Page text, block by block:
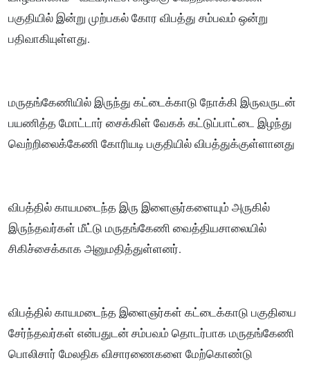
பகுதியில் இன்று முற்பகல் கோர விபத்து சம்பவம் ஒன்று
பதிவாகியுள்ளது.
மருதங்கேணியில் இருந்து கட்டைக்காடு நோக்கி இருவருடன்
பயணித்த மோட்டார் சைக்கிள் வேகக் கட்டுப்பாட்டை இழந்து
வெற்றிலைக்கேணி கோரியடி பகுதியில் விபத்துக்குள்ளானது
விபத்தில் காயமடைந்த இரு இளைஞர்களையும் அருகில்
இருந்தவர்கள் மீட்டு மருதங்கேணி வைத்தியசாலையில்
சிகிச்சைக்காக அனுமதித்துள்ளனர்.
விபத்தில் காயமடைந்த இளைஞர்கள் கட்டைக்காடு பகுதியை
சேர்ந்தவர்கள் என்பதுடன் சம்பவம் தொடர்பாக மருதங்கேணி
பொலிசார் மேலதிக விசாரணைகளை மேற்கொண்டு